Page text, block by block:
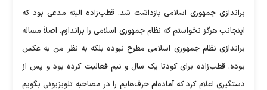
براندازی جمهوری اسلامی بازداشت شد. قطب‌زاده البته مدعی بود که
اینجانب هرگز نخواستم که نظام جمهوری اسلامی را براندازم. اصلاً مساله
براندازی نظام جمهوری اسلامی مطرح نبوده بلکه به نظر من به عکس
بوده. قطب‌زاده برای کودتا یک سال و نیم فعالیت کرده بود و پس از
دستگیری اعلام کرد که آماده‌ام حرف‌هایم را در مصاحبه تلویزیونی بگویم